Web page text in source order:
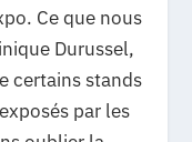
Ce que nous
Durussel,
certains stands
par les